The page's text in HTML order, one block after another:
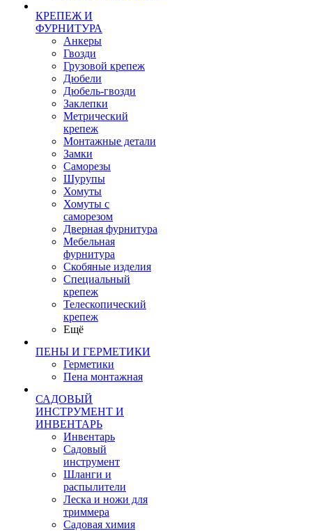
КРЕПЕЖ И
ФУРНИТУРА
Анкеры
Гвозди
Грузовой крепеж
Дюбели
Дюбель-гвозди
Заклепки
Метрический
крепеж
Монтажные детали
Замки
Саморезы
Шурупы
Хомуты
Хомуты с
саморезом
Дверная фурнитура
Мебельная
фурнитура
Скобяные изделия
Специальный
крепеж
Телескопический
крепеж
Ещё
ПЕНЫ И ГЕРМЕТИКИ
Герметики
Пена монтажная
САДОВЫЙ
ИНСТРУМЕНТ И
ИНВЕНТАРЬ
Инвентарь
Садовый
инструмент
Шланги и
распылители
Леска и ножи для
триммера
Садовая химия